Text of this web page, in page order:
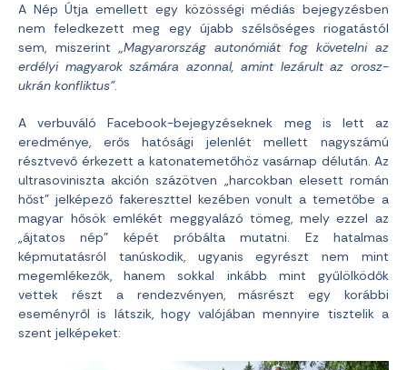
A Nép Útja emellett egy közösségi médiás bejegyzésben
nem feledkezett meg egy újabb szélsőséges riogatástól
sem, miszerint „Magyarország autonómiát fog követelni az
erdélyi magyarok számára azonnal, amint lezárult az orosz-
ukrán konfliktus”.
A verbuváló Facebook-bejegyzéseknek meg is lett az
eredménye, erős hatósági jelenlét mellett nagyszámú
résztvevő érkezett a katonatemetőhöz vasárnap délután. Az
ultrasoviniszta akción százötven „harcokban elesett román
hőst” jelképező fakereszttel kezében vonult a temetőbe a
magyar hősök emlékét meggyalázó tömeg, mely ezzel az
„ájtatos nép” képét próbálta mutatni. Ez hatalmas
képmutatásról tanúskodik, ugyanis egyrészt nem mint
megemlékezők, hanem sokkal inkább mint gyűlölködők
vettek részt a rendezvényen, másrészt egy korábbi
eseményről is látszik, hogy valójában mennyire tisztelik a
szent jelképeket: